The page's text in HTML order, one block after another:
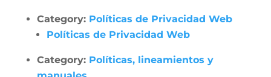
Category: Políticas de Privacidad Web
Políticas de Privacidad Web
Category: Políticas, lineamientos y